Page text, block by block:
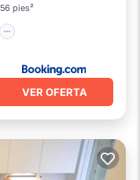
pies²
VER OFERTA